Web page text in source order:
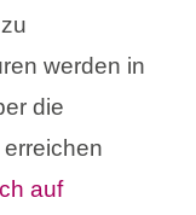
werden in
die
erreichen
auf